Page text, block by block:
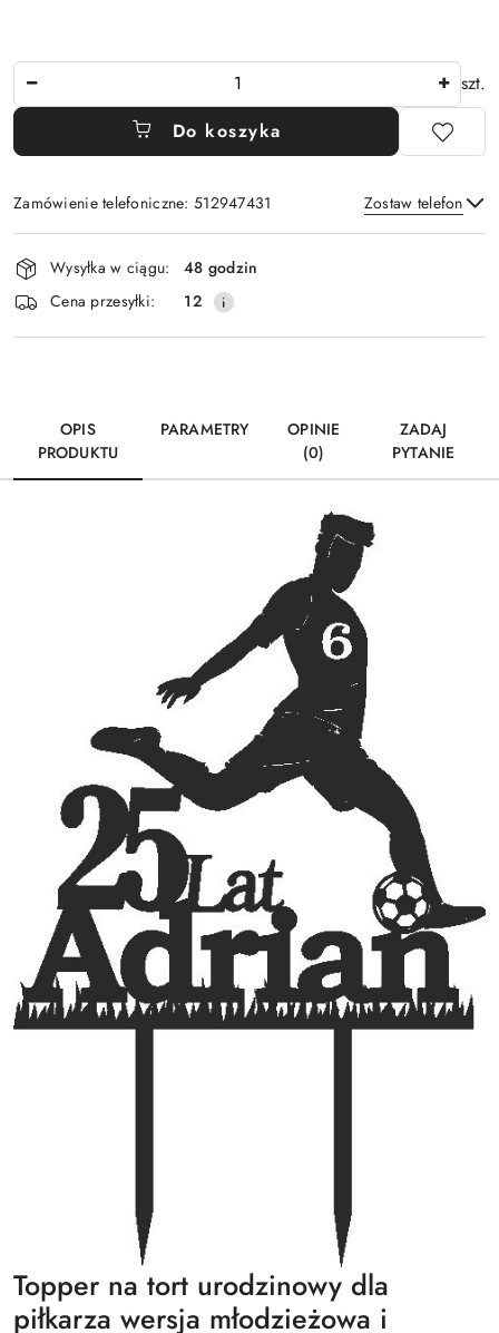
szt.
Do koszyka
Zamówienie telefoniczne: 512947431 Zostaw telefon
Wyślij
Dostępność
i
dostawa
Wysyłka w ciągu:
48 godzin
Cena przesyłki:
12
OPIS
PRODUKTU
PARAMETRY
OPINIE
(0)
ZADAJ
PYTANIE
Topper na tort urodzinowy dla
piłkarza wersja młodzieżowa i